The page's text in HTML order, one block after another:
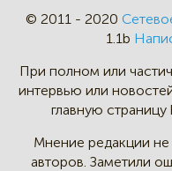
© 2011 - 2020
1.1b
При полном или
интервью или
главную страницу
Мнение редакции не
авторов. Заметили